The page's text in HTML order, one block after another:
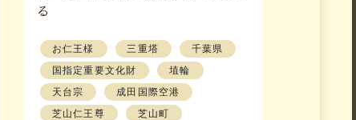
る
お仁王様 三重塔
千葉県
国指定重要文化財
埴輪
天台宗
成田国際空港
芝山仁王尊
芝山町